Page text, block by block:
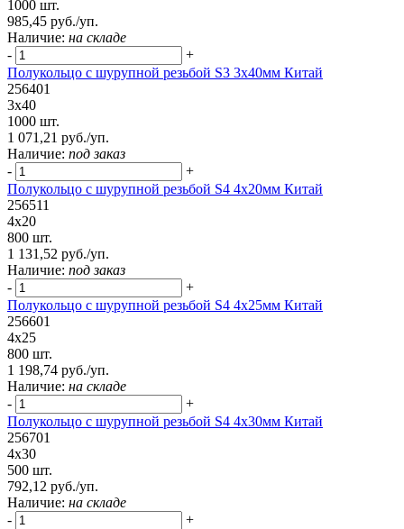
1000 шт.
985,45 руб./уп.
Наличие: на складе
-
+
Полукольцо с шурупной резьбой S3 3х40мм Китай
256401
3х40
1000 шт.
1 071,21 руб./уп.
Наличие: под заказ
-
+
Полукольцо с шурупной резьбой S4 4х20мм Китай
256511
4х20
800 шт.
1 131,52 руб./уп.
Наличие: под заказ
-
+
Полукольцо с шурупной резьбой S4 4х25мм Китай
256601
4х25
800 шт.
1 198,74 руб./уп.
Наличие: на складе
-
+
Полукольцо с шурупной резьбой S4 4х30мм Китай
256701
4х30
500 шт.
792,12 руб./уп.
Наличие: на складе
-
+